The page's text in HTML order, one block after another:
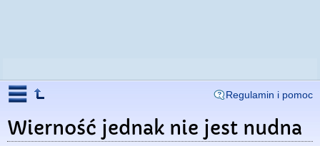
Regulamin i pomoc
Wierność jednak nie jest nudna